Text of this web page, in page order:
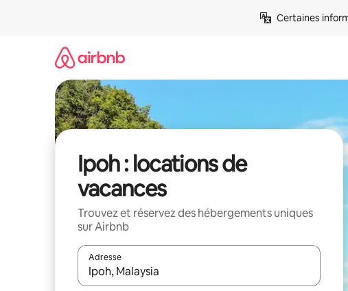
Certaines
Ipoh : locations de
vacances
Trouvez et réservez des hébergements uniques
sur Airbnb
Adresse
Lorsque les résultats s'affichent, utilisez les flèches vers